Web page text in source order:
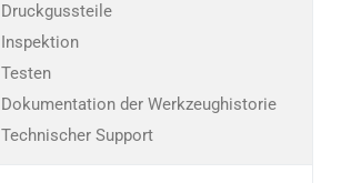
Druckgussteile
Inspektion
Testen
Dokumentation der Werkzeughistorie
Technischer Support